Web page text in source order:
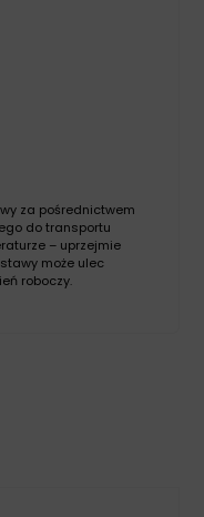
za pośrednictwem
do transportu
– uprzejmie
może ulec
roboczy.